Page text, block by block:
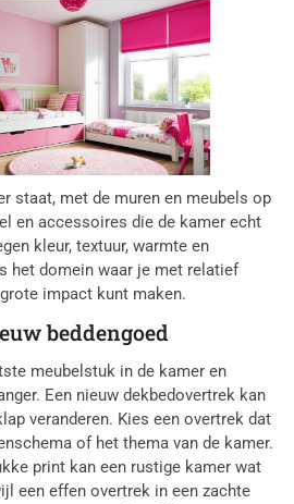
staat, met de muren en meubels op
en accessoires die de kamer echt
kleur, textuur, warmte en
het domein waar je met relatief
impact kunt maken.
beddengoed
meubelstuk in de kamer en
Een nieuw dekbedovertrek kan
veranderen. Kies een overtrek dat
of het thema van de kamer.
print kan een rustige kamer wat
een effen overtrek in een zachte